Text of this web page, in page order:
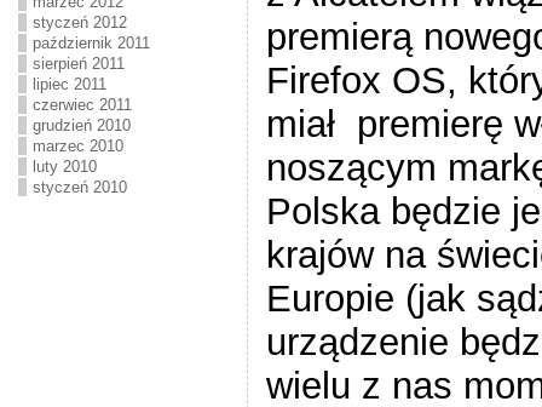
styczeń 2012
październik 2011
sierpień 2011
lipiec 2011
czerwiec 2011
grudzień 2010
marzec 2010
luty 2010
styczeń 2010
premierą
Firefox OS,
miał premierę
noszącym
Polska będzie
krajów na
Europie (jak
urządzenie
wielu z nas